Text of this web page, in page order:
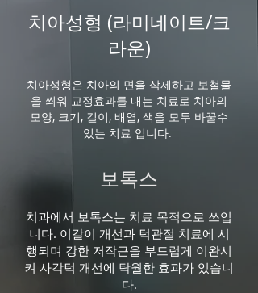
​치아성형 (라미네이트/크
라운)
치아성형은 치아의 면을 삭제하고 보철물
을 씌워 교정효과를 내는 치료로 치아의
모양, 크기, 길이, 배열, 색을 모두 바꿀수
있는 치료 입니다.
보톡스
​치과에서 보톡스는 치료 목적으로 쓰입
니다. 이갈이 개선과 턱관절 치료에 시
행되며 강한 저작근을 부드럽게 이완시
켜 사각턱 개선에 탁월한 효과가 있습니
다.